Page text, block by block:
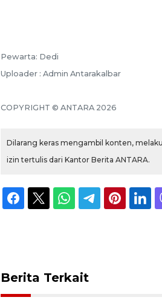
Pewarta: Dedi
Uploader : Admin Antarakalbar
COPYRIGHT © ANTARA 2026
Dilarang keras mengambil konten,
izin tertulis dari Kantor Berita ANTARA.
Berita Terkait